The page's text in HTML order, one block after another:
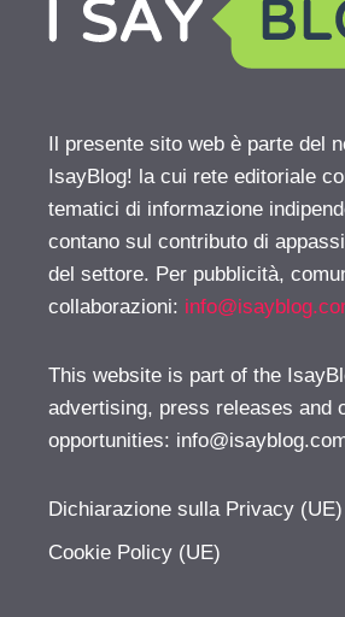
Il presente sito web è parte del
IsayBlog! la cui rete editoriale
tematici di informazione
contano sul contributo di
del settore. Per pubblicità,
collaborazioni:
This website is part of the
advertising, press releases and
opportunities:
Dichiarazione sulla Privacy (UE)
Cookie Policy (UE)